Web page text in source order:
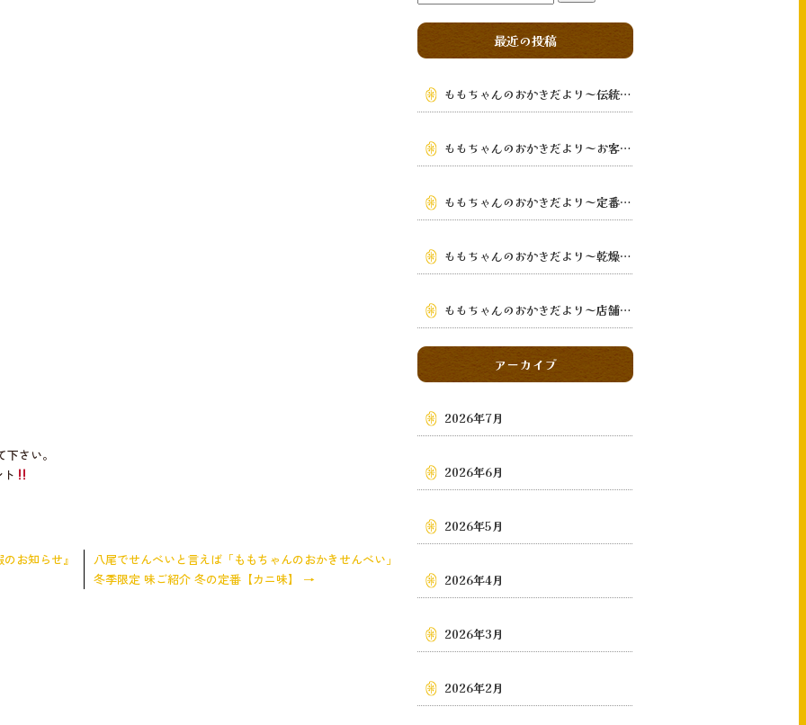
さい。
のお知らせ』
八尾でせんべいと言えば「ももちゃんのおかきせんべい」
冬季限定 味ご紹介 冬の定番【カニ味】 →
最近の投稿
ももちゃんのおかきだより～伝統の味を次の世代へ～
ももちゃんのおかきだより～お客様の手元まで～
ももちゃんのおかきだより～定番から季節限定まで～
ももちゃんのおかきだより～乾燥・鉄板手焼き
ももちゃんのおかきだより～店舗・通販・地域～
アーカイブ
2026年7月
2026年6月
2026年5月
2026年4月
2026年3月
2026年2月